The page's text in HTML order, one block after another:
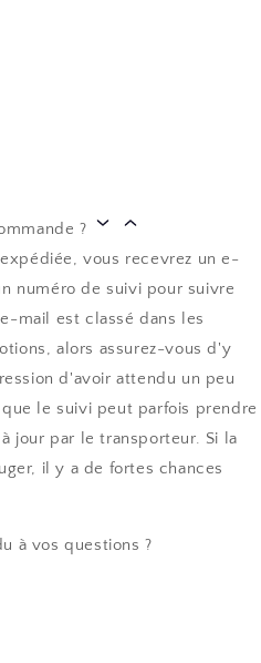
?
vous recevrez un e-
numéro de suivi pour suivre
mail est classé dans les
alors assurez-vous d'y
d'avoir attendu un peu
le suivi peut parfois prendre
jour par le transporteur. Si la
il y a de fortes chances
à vos questions ?